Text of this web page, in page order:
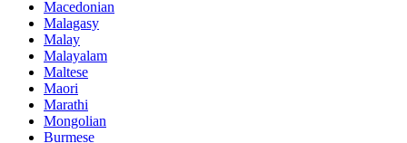
Macedonian
Malagasy
Malay
Malayalam
Maltese
Maori
Marathi
Mongolian
Burmese